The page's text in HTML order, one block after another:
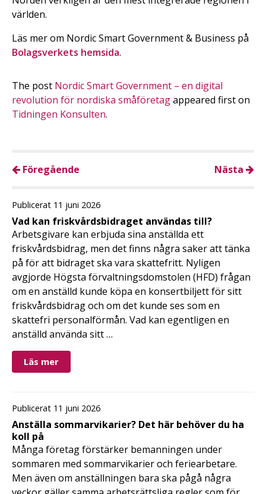
världen.
Läs mer om Nordic Smart Government & Business på
Bolagsverkets hemsida.
The post Nordic Smart Government – en digital
revolution för nordiska småföretagappeared first on
Tidningen Konsulten.
Föregående Nästa
Publicerat 11 juni 2026
Vad kan friskvårdsbidraget användas till?
Arbetsgivare kan erbjuda sina anställda ett
friskvårdsbidrag, men det finns några saker att tänka
på för att bidraget ska vara skattefritt. Nyligen
avgjorde Högsta förvaltningsdomstolen (HFD) frågan
om en anställd kunde köpa en konsertbiljett för sitt
friskvårdsbidrag och om det kunde ses som en
skattefri personalförmån. Vad kan egentligen en
anställd använda sitt …
Läs mer
Publicerat 11 juni 2026
Anställa sommarvikarier? Det här behöver du ha
koll på
Många företag förstärker bemanningen under
sommaren med sommarvikarier och feriearbetare.
Men även om anställningen bara ska pågå några